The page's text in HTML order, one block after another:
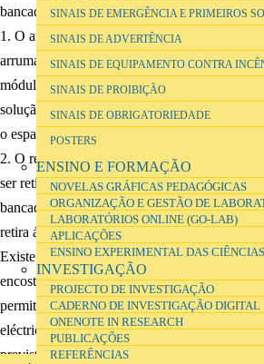
SINAIS DE EMERGÊNCIA E PRIMEIROS
SINAIS DE ADVERTÊNCIA
SINAIS DE EQUIPAMENTO CONTRA
SINAIS DE PROIBIÇÃO
SINAIS DE OBRIGATORIEDADE
POSTERS
ENSINO E FORMAÇÃO
NOVELAS GRÁFICAS PEDAGÓGICAS
ORGANIZAÇÃO E GESTÃO DE
LABORATÓRIOS ONLINE (GO-LAB)
APLICAÇÕES
ENSINO EXPERIMENTAL DAS CIÊNCIAS
INVESTIGAÇÃO
PROJECTO DE INVESTIGAÇÃO
CADERNO DE INVESTIGAÇÃO DIGITAL
ONENOTE IN RESEARCH
PUBLICAÇÕES
REFERÊNCIAS
bancadas laterais:
1. O aumento do espaço entre o limite de
arrumação, quer pela extensão superfície de
módulo de arrumação, quer pela redução da
solução cara porque exige dimensões não
o espaço de arrumação no segundo caso
2. O recurso a módulos móveis sob as
ser retirados quando necessário, permitindo o
bancadas de forma confortável. Esta solução
retira área de arrumação
Existe uma alternativa viável, testada nas
encostar as bancadas móveis
permitindo assim o acesso a electricidade com
eléctrica aos pontos de corrente nas laterais.
prevista nos currículos de Ciências poderá ser